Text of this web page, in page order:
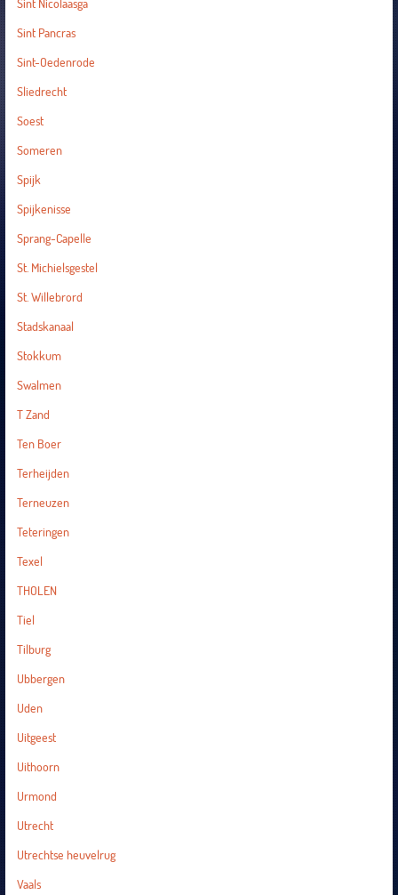
Sint Nicolaasga
Sint Pancras
Sint-Oedenrode
Sliedrecht
Soest
Someren
Spijk
Spijkenisse
Sprang-Capelle
St. Michielsgestel
St. Willebrord
Stadskanaal
Stokkum
Swalmen
T Zand
Ten Boer
Terheijden
Terneuzen
Teteringen
Texel
THOLEN
Tiel
Tilburg
Ubbergen
Uden
Uitgeest
Uithoorn
Urmond
Utrecht
Utrechtse heuvelrug
Vaals